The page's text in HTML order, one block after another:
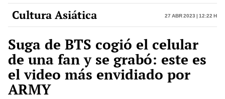
Cultura Asiática 27 Abr 2023 | 12:22 h
Suga de BTS cogió el celular
de una fan y se grabó: este es
el video más envidiado por
ARMY